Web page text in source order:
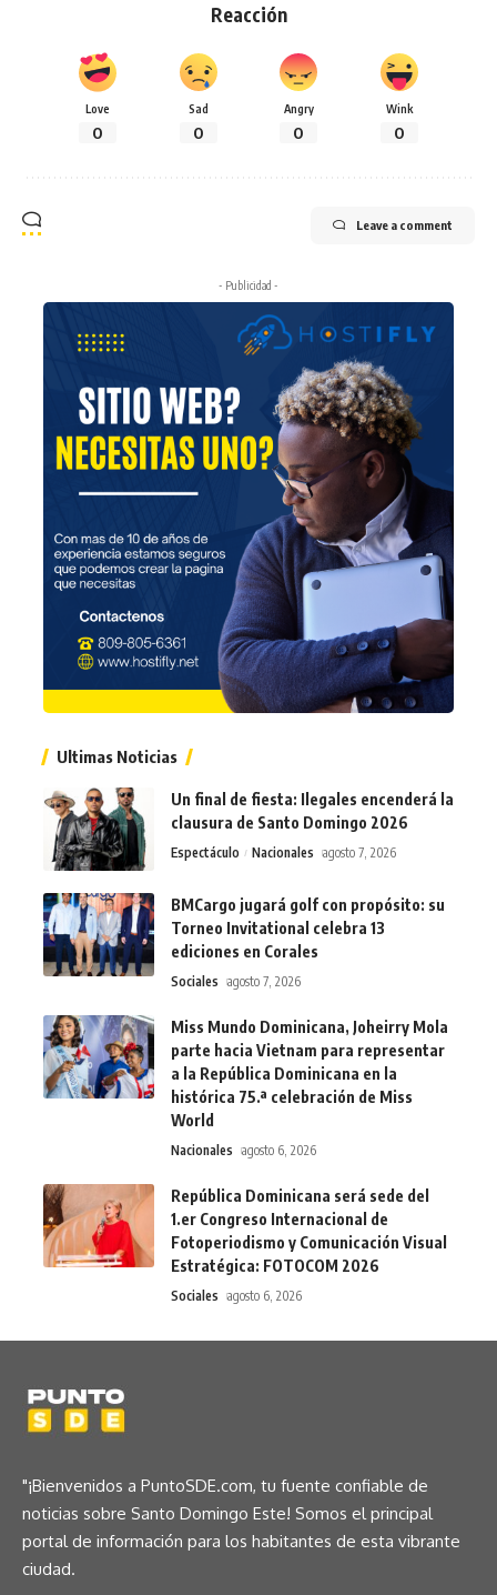
Reacción
Love
0
Sad
0
Angry
0
Wink
0
Leave a comment
- Publicidad -
Ultimas Noticias
Un final de fiesta: Ilegales encenderá la
clausura de Santo Domingo 2026
Espectáculo Nacionales agosto 7, 2026
BMCargo jugará golf con propósito: su
Torneo Invitational celebra 13
ediciones en Corales
Sociales agosto 7, 2026
Miss Mundo Dominicana, Joheirry Mola
parte hacia Vietnam para representar
a la República Dominicana en la
histórica 75.ª celebración de Miss
World
Nacionales agosto 6, 2026
República Dominicana será sede del
1.er Congreso Internacional de
Fotoperiodismo y Comunicación Visual
Estratégica: FOTOCOM 2026
Sociales agosto 6, 2026
"¡Bienvenidos a PuntoSDE.com, tu fuente confiable de
noticias sobre Santo Domingo Este! Somos el principal
portal de información para los habitantes de esta vibrante
ciudad.